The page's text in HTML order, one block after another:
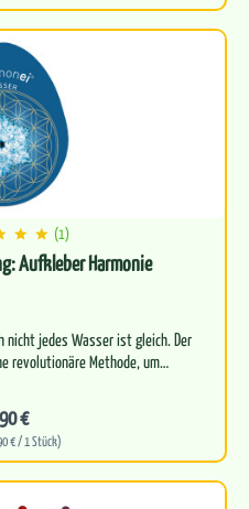
(1)
Aufkleber Harmonie
nicht jedes Wasser ist gleich. Der
Aufkleber Harmonie bietet eine revolutionäre Methode, um…
€
€ / 1 Stück)